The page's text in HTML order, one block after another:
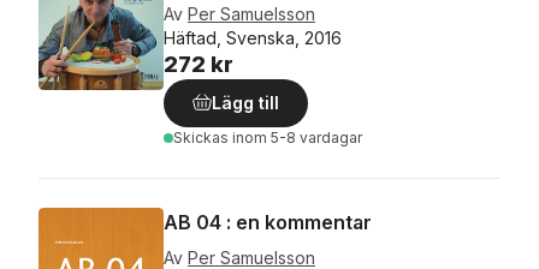
Av Per Samuelsson
Häftad, Svenska, 2016
272 kr
Lägg till
Skickas inom 5-8 vardagar
AB 04 : en kommentar
Av Per Samuelsson